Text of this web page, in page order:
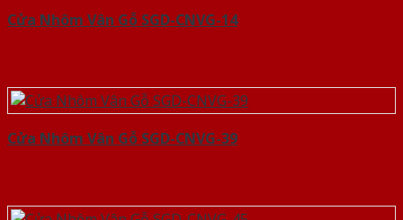
Cửa Nhôm Vân Gỗ SGD-CNVG-14
Cửa Nhôm Vân Gỗ SGD-CNVG-39